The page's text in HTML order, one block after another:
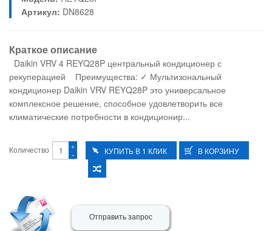
Артикул: DN8628
Краткое описание
Daikin VRV 4 REYQ28P центральный кондиционер с
рекуперацией Преимущества: ✓ Мультизональный
кондиционер Daikin VRV REYQ28P это универсальное
комплексное решение, способное удовлетворить все
климатические потребности в кондиционир...
Количество -
+
Отправить запрос